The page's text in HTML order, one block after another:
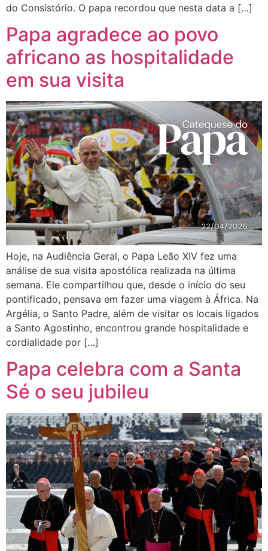
do Consistório. O papa recordou que nesta data a […]
Papa agradece ao povo
africano as hospitalidade
em sua visita
Hoje, na Audiência Geral, o Papa Leão XIV fez uma
análise de sua visita apostólica realizada na última
semana. Ele compartilhou que, desde o início do seu
pontificado, pensava em fazer uma viagem à África. Na
Argélia, o Santo Padre, além de visitar os locais ligados
a Santo Agostinho, encontrou grande hospitalidade e
cordialidade por […]
Papa celebra com a Santa
Sé o seu jubileu